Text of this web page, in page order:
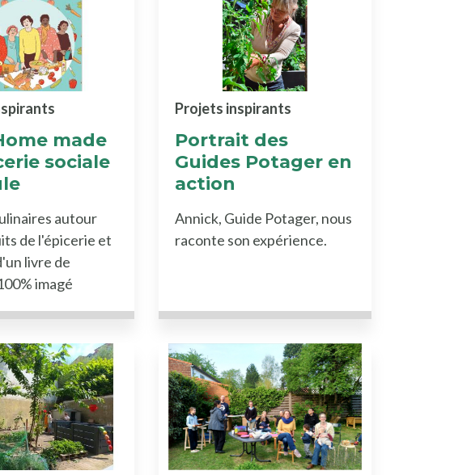
made
sociale
autour
de l'épicerie et
livre de
imagé
Portrait des
Guides Potager en
action
Projets inspirants
Annick, Guide Potager, nous
raconte son expérience.